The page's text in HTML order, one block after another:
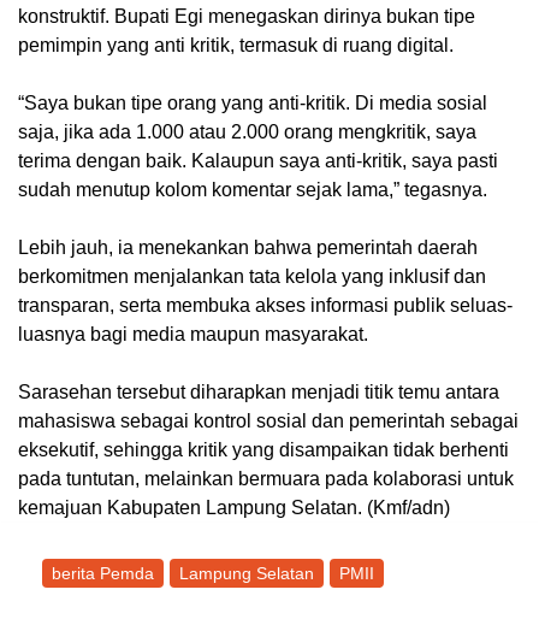
konstruktif. Bupati Egi menegaskan dirinya bukan tipe
pemimpin yang anti kritik, termasuk di ruang digital.
“Saya bukan tipe orang yang anti-kritik. Di media sosial
saja, jika ada 1.000 atau 2.000 orang mengkritik, saya
terima dengan baik. Kalaupun saya anti-kritik, saya pasti
sudah menutup kolom komentar sejak lama,” tegasnya.
Lebih jauh, ia menekankan bahwa pemerintah daerah
berkomitmen menjalankan tata kelola yang inklusif dan
transparan, serta membuka akses informasi publik seluas-
luasnya bagi media maupun masyarakat.
Sarasehan tersebut diharapkan menjadi titik temu antara
mahasiswa sebagai kontrol sosial dan pemerintah sebagai
eksekutif, sehingga kritik yang disampaikan tidak berhenti
pada tuntutan, melainkan bermuara pada kolaborasi untuk
kemajuan Kabupaten Lampung Selatan. (Kmf/adn)
berita Pemda Lampung Selatan PMII